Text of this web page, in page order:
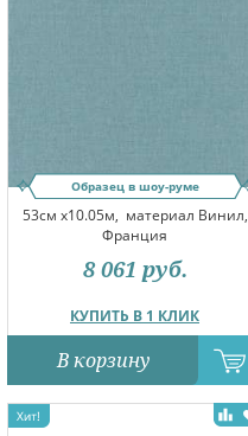
Образец в шоу-руме
53см x10.05м, материал Винил,
Франция
КУПИТЬ В 1 КЛИК
8 061 руб.
В корзину